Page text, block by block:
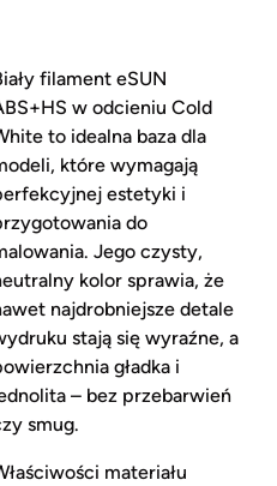
filament eSUN
w odcieniu Cold
to idealna baza dla
które wymagają
estetyki i
do
Jego czysty,
kolor sprawia, że
najdrobniejsze detale
stają się wyraźne, a
gładka i
– bez przebarwień
smug.
materiału